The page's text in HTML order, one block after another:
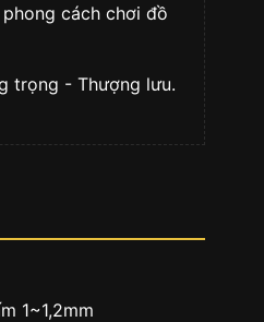
cách chơi đồ
trọng - Thượng lưu.
1~1,2mm